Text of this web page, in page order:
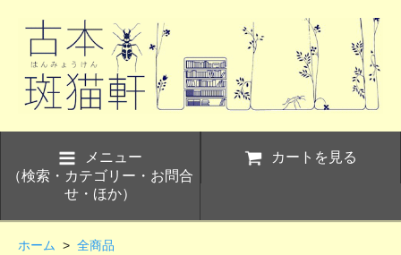
メニュー
（検索・カテゴリー・お問合
せ・ほか）
カートを見る
ホーム > 全商品